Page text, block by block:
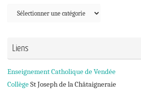
Catégories
Liens
Enseignement Catholique de Vendée
CollègeSt Joseph de la Châtaigneraie